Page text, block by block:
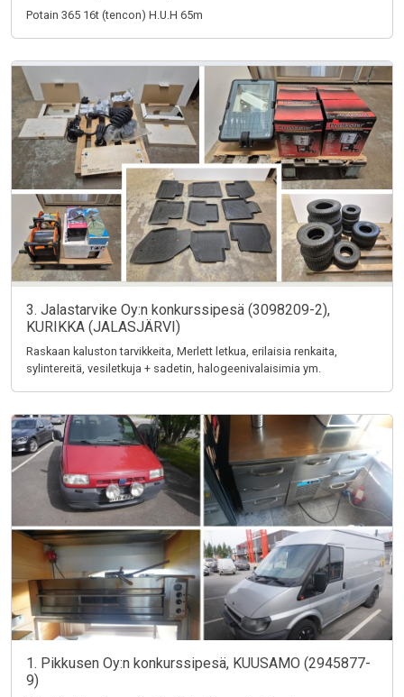
Potain 365 16t (tencon) H.U.H 65m
3. Jalastarvike Oy:n konkurssipesä (3098209-2),
KURIKKA (JALASJÄRVI)
Raskaan kaluston tarvikkeita, Merlett letkua, erilaisia renkaita,
sylintereitä, vesiletkuja + sadetin, halogeenivalaisimia ym.
1. Pikkusen Oy:n konkurssipesä, KUUSAMO (2945877-
9)